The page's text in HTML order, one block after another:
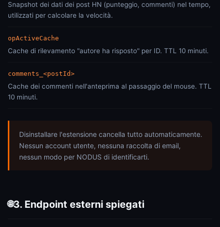
Snapshot dei dati dei post HN (punteggio, commenti) nel tempo,
utilizzati per calcolare la velocità.
opActiveCache
Cache di rilevamento "autore ha risposto" per ID. TTL 10 minuti.
comments_<postId>
Cache dei commenti nell'anteprima al passaggio del mouse. TTL
10 minuti.
Disinstallare l'estensione cancella tutto automaticamente.
Nessun account utente, nessuna raccolta di email,
nessun modo per NODUS di identificarti.
🌐3. Endpoint esterni spiegati